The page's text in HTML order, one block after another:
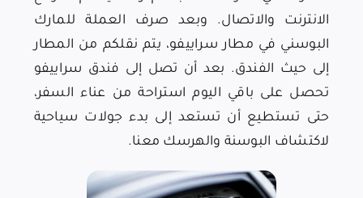
الانترنت والاتصال. وبعد صرف العملة للمارك
البوسني في مطار سراييفو، يتم نقلكم من المطار
إلى حيث الفندق. بعد أن تصل إلى فندق سراييفو
تحصل على باقي اليوم استراحة من عناء السفر،
حتى تستطيع أن تستعد إلى بدء جولات سياحية
لاكتشاف البوسنة والهرسك معنا.